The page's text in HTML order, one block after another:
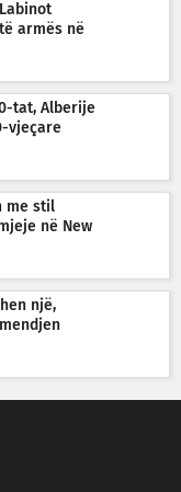
armës në
tat, Alberije
vjeçare
me stil
në New
një,